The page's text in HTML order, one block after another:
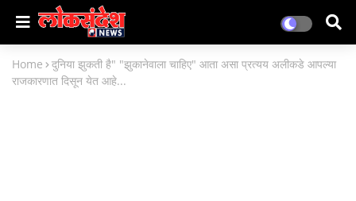
Home
दुनिया झुकती है" "झुकानेवाला चाहिए" आता असा प्रत्यय अलीकडे आपल्या
राजकारणात दिसून येत आहे...